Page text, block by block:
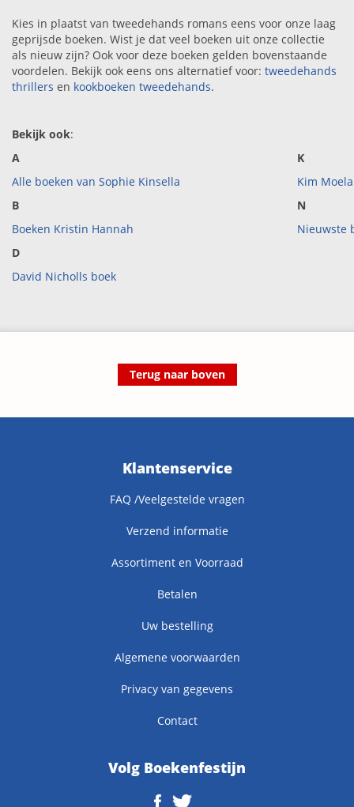
Kies in plaatst van tweedehands romans eens voor onze laag
geprijsde boeken. Wist je dat veel boeken uit onze collectie
als nieuw zijn? Ook voor deze boeken gelden bovenstaande
voordelen. Bekijk ook eens ons alternatief voor: tweedehands
thrillers en kookboeken tweedehands.
Bekijk ook:
A
Alle boeken van Sophie Kinsella
B
Boeken Kristin Hannah
D
David Nicholls boek
K
Kim
N
Nieuwste
Terug naar boven
Klantenservice
FAQ /Veelgestelde vragen
Verzend informatie
Assortiment en Voorraad
Betalen
Uw bestelling
Algemene voorwaarden
Privacy van gegevens
Contact
Volg Boekenfestijn